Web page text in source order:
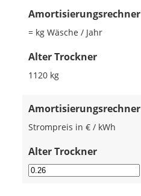
Amortisierungsrechner
= kg Wäsche / Jahr
Alter Trockner
1120 kg
Amortisierungsrechner
Strompreis in € / kWh
Alter Trockner